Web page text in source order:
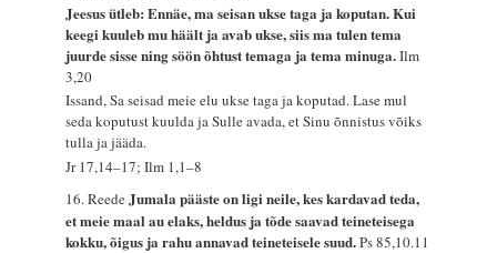
Jeesus ütleb: Ennäe, ma seisan ukse taga ja koputan. Kui
keegi kuuleb mu häält ja avab ukse, siis ma tulen tema
juurde sisse ning söön õhtust temaga ja tema minuga.Ilm
3,20
Issand, Sa seisad meie elu ukse taga ja koputad. Lase mul
seda koputust kuulda ja Sulle avada, et Sinu õnnistus võiks
tulla ja jääda.
Jr 17,14–17; Ilm 1,1–8
16. ReedeJumala pääste on ligi neile, kes kardavad teda,
et meie maal au elaks, heldus ja tõde saavad teineteisega
kokku, õigus ja rahu annavad teineteisele suud.Ps 85,10.11